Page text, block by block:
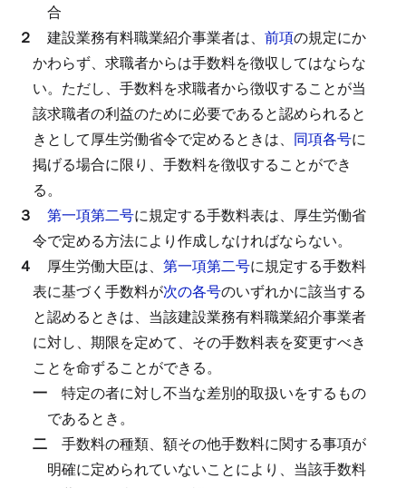
合
２ 建設業務有料職業紹介事業者は、 前項の規定にか
かわらず、求職者からは手数料を徴収してはならな
い。 ただし、手数料を求職者から徴収することが当
該求職者の利益のために必要であると認められると
きとして厚生労働省令で定めるときは、 同項各号に
掲げる場合に限り、手数料を徴収することができ
る。
３ 第一項第二号に規定する手数料表は、厚生労働省
令で定める方法により作成しなければならない。
４ 厚生労働大臣は、 第一項第二号に規定する手数料
表に基づく手数料が次の各号のいずれかに該当する
と認めるときは、当該建設業務有料職業紹介事業者
に対し、期限を定めて、その手数料表を変更すべき
ことを命ずることができる。
一 特定の者に対し不当な差別的取扱いをするもの
であるとき。
二 手数料の種類、額その他手数料に関する事項が
明確に定められていないことにより、当該手数料